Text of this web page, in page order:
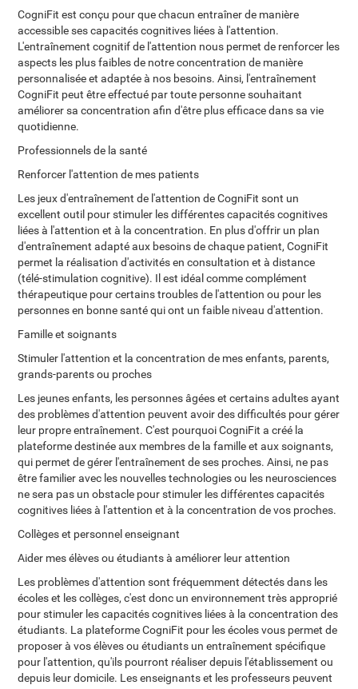
CogniFit est conçu pour que chacun entraîner de manière
accessible ses capacités cognitives liées à l'attention.
L'entraînement cognitif de l'attention nous permet de renforcer les
aspects les plus faibles de notre concentration de manière
personnalisée et adaptée à nos besoins. Ainsi, l'entraînement
CogniFit peut être effectué par toute personne souhaitant
améliorer sa concentration afin d'être plus efficace dans sa vie
quotidienne.
Professionnels de la santé
Renforcer l'attention de mes patients
Les jeux d'entraînement de l'attention de CogniFit sont un
excellent outil pour stimuler les différentes capacités cognitives
liées à l'attention et à la concentration. En plus d'offrir un plan
d'entraînement adapté aux besoins de chaque patient, CogniFit
permet la réalisation d'activités en consultation et à distance
(télé-stimulation cognitive). Il est idéal comme complément
thérapeutique pour certains troubles de l'attention ou pour les
personnes en bonne santé qui ont un faible niveau d'attention.
Famille et soignants
Stimuler l'attention et la concentration de mes enfants, parents,
grands-parents ou proches
Les jeunes enfants, les personnes âgées et certains adultes ayant
des problèmes d'attention peuvent avoir des difficultés pour gérer
leur propre entraînement. C'est pourquoi CogniFit a créé la
plateforme destinée aux membres de la famille et aux soignants,
qui permet de gérer l'entraînement de ses proches. Ainsi, ne pas
être familier avec les nouvelles technologies ou les neurosciences
ne sera pas un obstacle pour stimuler les différentes capacités
cognitives liées à l'attention et à la concentration de vos proches.
Collèges et personnel enseignant
Aider mes élèves ou étudiants à améliorer leur attention
Les problèmes d'attention sont fréquemment détectés dans les
écoles et les collèges, c'est donc un environnement très approprié
pour stimuler les capacités cognitives liées à la concentration des
étudiants. La plateforme CogniFit pour les écoles vous permet de
proposer à vos élèves ou étudiants un entraînement spécifique
pour l'attention, qu'ils pourront réaliser depuis l'établissement ou
depuis leur domicile. Les enseignants et les professeurs peuvent